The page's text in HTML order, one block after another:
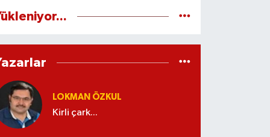
LOKMAN ÖZKUL
Kirli çark...